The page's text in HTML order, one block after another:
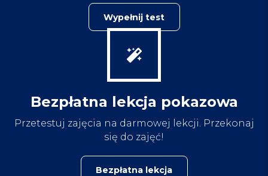
Wypełnij test
Bezpłatna lekcja pokazowa
Przetestuj zajęcia na darmowej lekcji. Przekonaj
się do zajęć!
Bezpłatna lekcja